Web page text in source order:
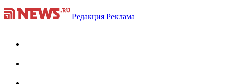
Редакция Реклама